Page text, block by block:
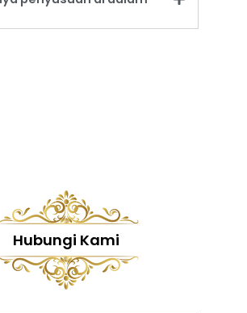
Hubungi Kami